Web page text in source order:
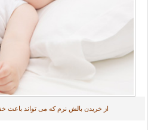
از خریدن بالش نرم که می تواند باعث